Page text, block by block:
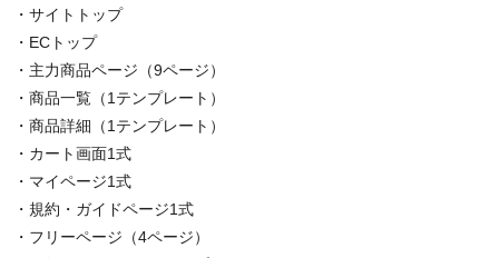
・サイトトップ
・ECトップ
・主力商品ページ（9ページ）
・商品一覧（1テンプレート）
・商品詳細（1テンプレート）
・カート画面1式
・マイページ1式
・規約・ガイドページ1式
・フリーページ（4ページ）